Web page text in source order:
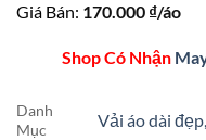
Giá Bán: 170.000 ₫/áo
Shop Có Nhận
Danh
Mục
Vải áo dài